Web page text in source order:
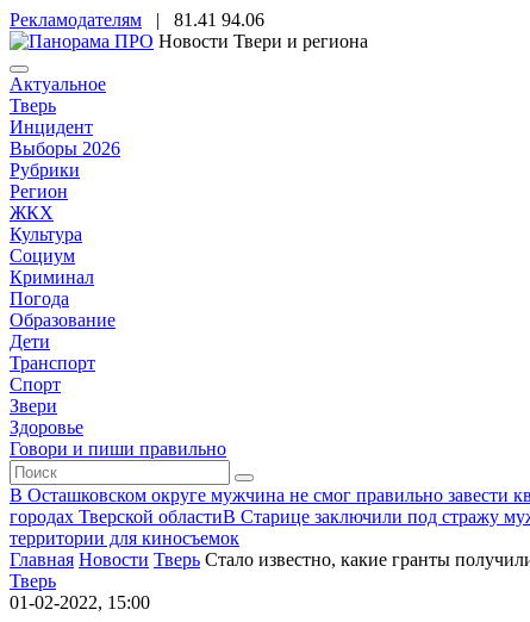
Рекламодателям | 81.41 94.06
Новости Твери и региона
Актуальное
Тверь
Инцидент
Выборы 2026
Рубрики
Регион
ЖКХ
Культура
Социум
Криминал
Погода
Образование
Дети
Транспорт
Спорт
Звери
Здоровье
Говори и пиши правильно
В Осташковском округе мужчина не смог правильно завести
городах Тверской областиВ Старице заключили под стражу
территории для киносъемок
Главная Новости Тверь Стало известно, какие гранты
Тверь
01-02-2022, 15:00